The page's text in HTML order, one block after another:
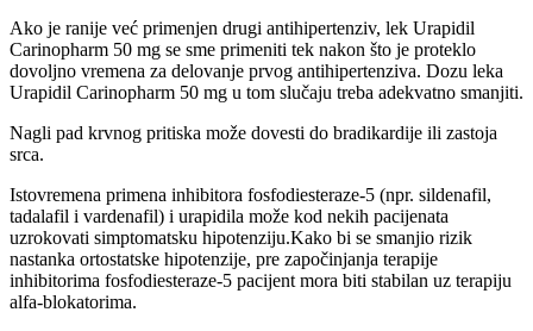
Ako je ranije već primenjen drugi antihipertenziv, lek Urapidil
Carinopharm 50 mg se sme primeniti tek nakon što je proteklo
dovoljno vremena za delovanje prvog antihipertenziva. Dozu leka
Urapidil Carinopharm 50 mg u tom slučaju treba adekvatno smanjiti.
Nagli pad krvnog pritiska može dovesti do bradikardije ili zastoja
srca.
Istovremena primena inhibitora fosfodiesteraze-5 (npr. sildenafil,
tadalafil i vardenafil) i urapidila može kod nekih pacijenata
uzrokovati simptomatsku hipotenziju.Kako bi se smanjio rizik
nastanka ortostatske hipotenzije, pre započinjanja terapije
inhibitorima fosfodiesteraze-5 pacijent mora biti stabilan uz terapiju
alfa-blokatorima.